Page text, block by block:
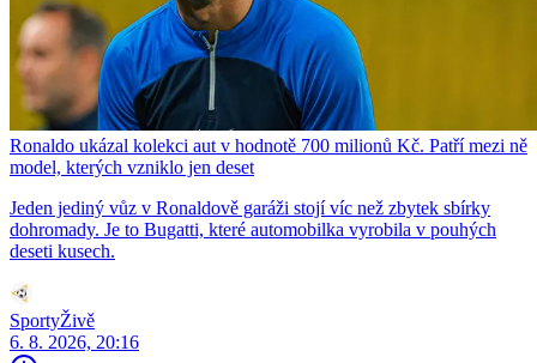
Ronaldo ukázal kolekci aut v hodnotě 700 milionů Kč. Patří mezi ně
model, kterých vzniklo jen deset
Jeden jediný vůz v Ronaldově garáži stojí víc než zbytek sbírky
dohromady. Je to Bugatti, které automobilka vyrobila v pouhých
deseti kusech.
SportyŽivě
6. 8. 2026, 20:16